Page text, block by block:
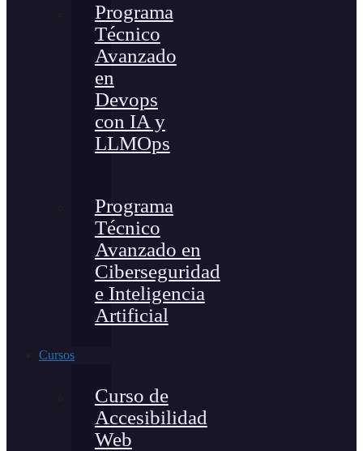
Programa
Técnico
Avanzado
en
Devops
con IA y
LLMOps
Programa
Técnico
Avanzado en
Ciberseguridad
e Inteligencia
Artificial
Cursos
Curso de
Accesibilidad
Web